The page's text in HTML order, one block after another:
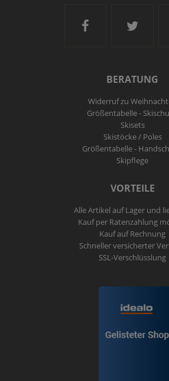
Ski and More
Ski
BERATUNG
Widerruf zu
Größentabelle -
Skisets
Skistöcke / Poles
Größentabelle -
Skipflege
VORTEILE
Alle Artikel auf Lager und
Kauf per Ratenzahlung
Kauf auf Rechnung
Schneller versicherter
SSL-Verschlüsslung